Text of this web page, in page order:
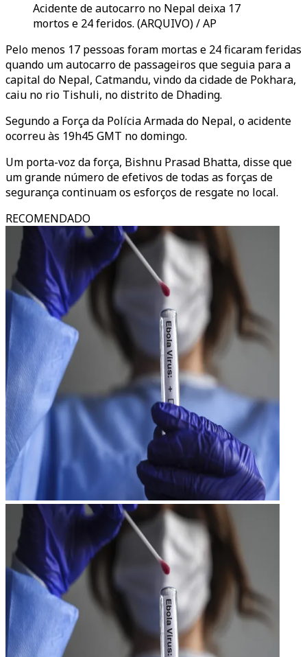
Acidente de autocarro no Nepal deixa 17
mortos e 24 feridos. (ARQUIVO) / AP
Pelo menos 17 pessoas foram mortas e 24 ficaram feridas
quando um autocarro de passageiros que seguia para a
capital do Nepal, Catmandu, vindo da cidade de Pokhara,
caiu no rio Tishuli, no distrito de Dhading.
Segundo a Força da Polícia Armada do Nepal, o acidente
ocorreu às 19h45 GMT no domingo.
Um porta-voz da força, Bishnu Prasad Bhatta, disse que
um grande número de efetivos de todas as forças de
segurança continuam os esforços de resgate no local.
RECOMENDADO